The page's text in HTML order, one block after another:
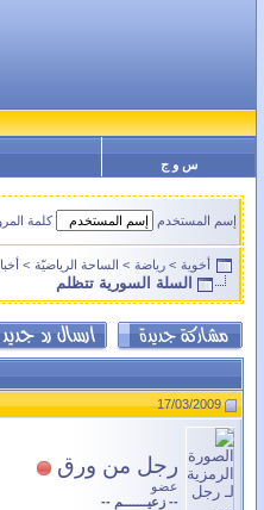
س و ج
إسم المستخدم كلمة
أخوية > رياضة > الساحة الرياضيّة >
السلة السورية تتظلم
17/03/2009
رجل من ورق
عضو
-- زعيـــــــم --